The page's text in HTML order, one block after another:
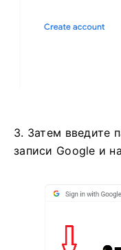
3. Затем введите
записи Google и